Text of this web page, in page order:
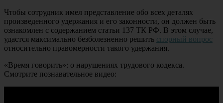
Чтобы сотрудник имел представление обо всех деталях
произведенного удержания и его законности, он должен быть
ознакомлен с содержанием статьи 137 ТК РФ. В этом случае,
удастся максимально безболезненно решить спорный вопрос
относительно правомерности такого удержания.
«Время говорить»: о нарушениях трудового кодекса.
Смотрите познавательное видео: